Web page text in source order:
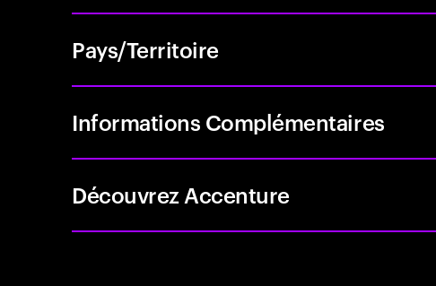
Pays/Territoire
Informations Complémentaires
Découvrez Accenture